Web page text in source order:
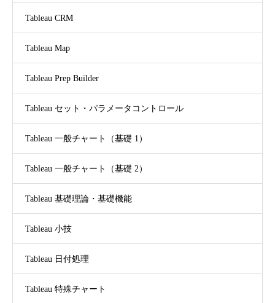
Tableau CRM
Tableau Map
Tableau Prep Builder
Tableau セット・パラメータコントロール
Tableau 一般チャート（基礎 1）
Tableau 一般チャート（基礎 2）
Tableau 基礎理論・基礎機能
Tableau 小技
Tableau 日付処理
Tableau 特殊チャート